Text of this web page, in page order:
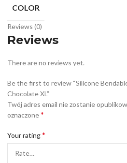
COLOR
Reviews (0)
Reviews
There are no reviews yet.
Be the first to review “Silicone
Chocolate XL”
Twój adres email nie zostanie
oznaczone*
Your rating*